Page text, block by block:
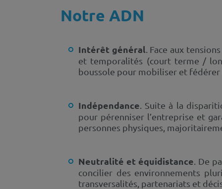
Notre ADN
Intérêt général . Face aux
et temporalités (court terme /
boussole pour mobiliser et fédérer
Indépendance . Suite à la
pour pérenniser l’entreprise et
personnes physiques,
Neutralité et équidistance . De
concilier des environnements
transversalités, partenariats et